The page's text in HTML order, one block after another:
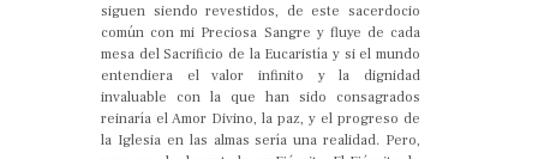
siguen siendo revestidos, de este sacerdocio
común con mi Preciosa Sangre y fluye de cada
mesa del Sacrificio de la Eucaristía y si el mundo
entendiera el valor infinito y la dignidad
invaluable con la que han sido consagrados
reinaría el Amor Divino, la paz, y el progreso de
la Iglesia en las almas sería una realidad. Pero,